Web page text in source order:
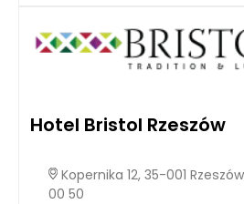
Hotel Bristol Rzeszów
Kopernika 12, 35-001
00 50